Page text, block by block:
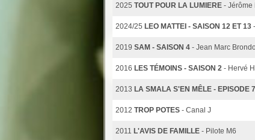
2025 TOUT POUR LA LUMIERE - Jérôme
2024/25 LEO MATTEI - SAISON 12 ET 13
2019 SAM - SAISON 4 - Jean Marc
2016 LES TÉMOINS - SAISON 2 - Hervé
2013 LA SMALA S'EN MÊLE - EPISODE 7
2012 TROP POTES - Canal J
2011 L'AVIS DE FAMILLE - Pilote M6